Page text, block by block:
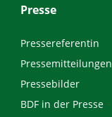
Presse
Pressereferentin
Pressemitteilungen
Pressebilder
BDF in der Presse